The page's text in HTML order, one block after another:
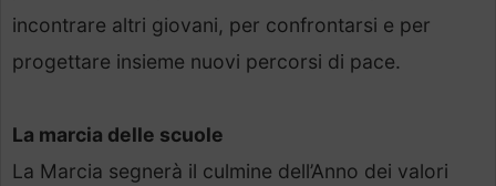
incontrare altri giovani, per confrontarsi e per
progettare insieme nuovi percorsi di pace.
La marcia delle scuole
La Marcia segnerà il culmine dell’Anno dei valori